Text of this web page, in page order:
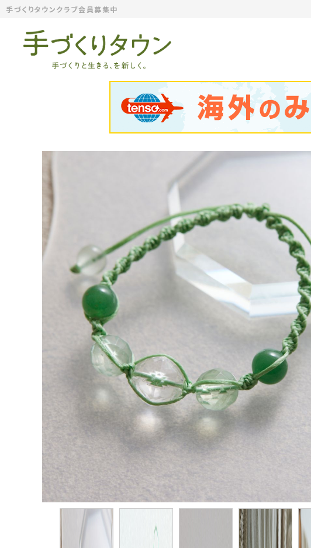
手づくりタウンクラブ会員募集中